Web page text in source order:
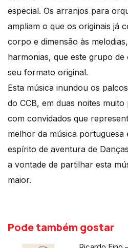
especial. Os arranjos para
ampliam o que os originais já
corpo e dimensão às
harmonias, que este grupo
seu formato original.
Esta música inundou os
do CCB, em duas noites
com convidados que
melhor da música portuguesa
espírito de aventura de
a vontade de partilhar esta
maior.
Pode também gostar